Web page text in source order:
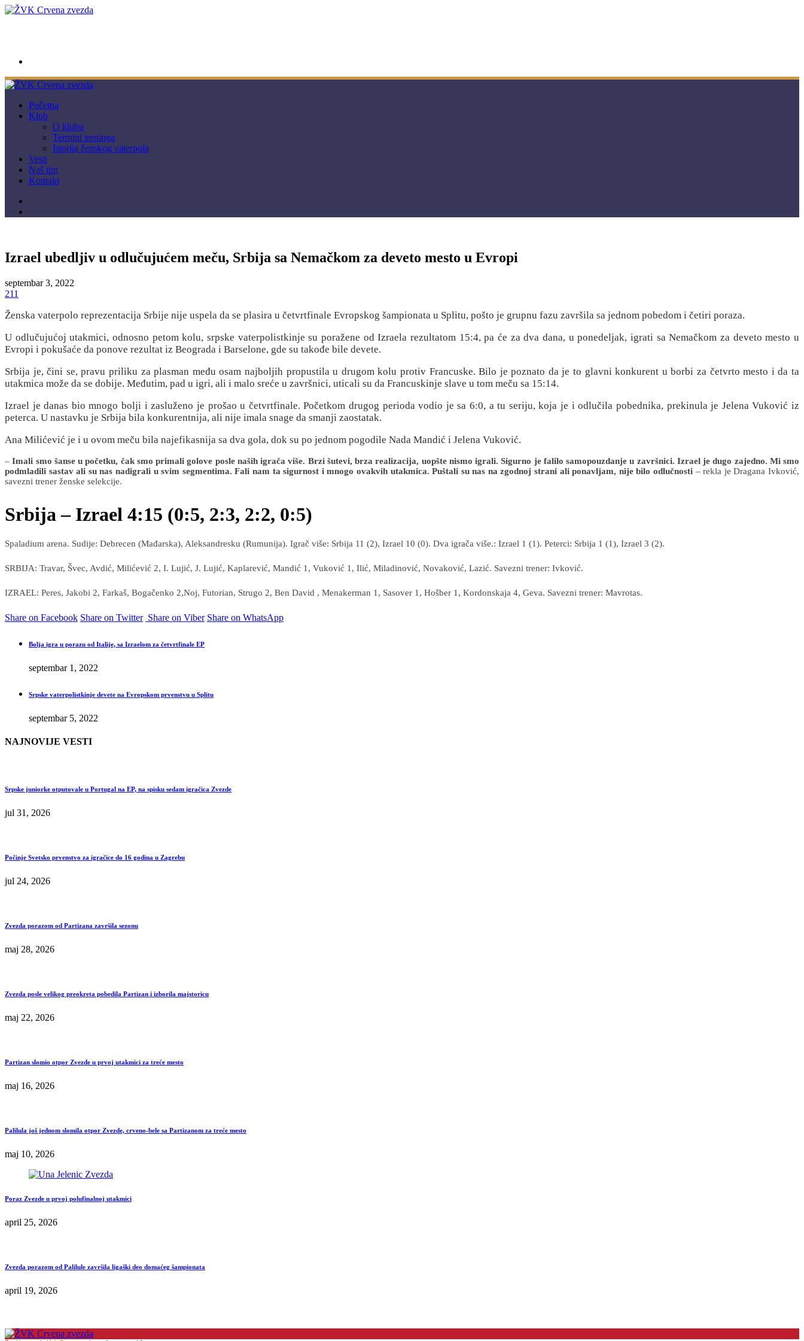
Početna
Klub
O klubu
Termini treninga
Istorija ženskog vaterpola
Vesti
Naš tim
Kontakt
Izrael ubedljiv u odlučujućem meču, Srbija sa Nemačkom za deveto mesto u Evropi
septembar 3, 2022
211
Ženska vaterpolo reprezentacija Srbije nije uspela da se plasira u četvrtfinale Evropskog šampionata u Splitu, pošto je grupnu fazu završila sa jednom pobedom i četiri poraza.
U odlučujućoj utakmici, odnosno petom kolu, srpske vaterpolistkinje su poražene od Izraela rezultatom 15:4, pa će za dva dana, u ponedeljak, igrati sa Nemačkom za deveto mesto u
Evropi i pokušaće da ponove rezultat iz Beograda i Barselone, gde su takođe bile devete.
Srbija je, čini se, pravu priliku za plasman među osam najboljih propustila u drugom kolu protiv Francuske. Bilo je poznato da je to glavni konkurent u borbi za četvrto mesto i da ta
utakmica može da se dobije. Međutim, pad u igri, ali i malo sreće u završnici, uticali su da Francuskinje slave u tom meču sa 15:14.
Izrael je danas bio mnogo bolji i zasluženo je prošao u četvrtfinale. Početkom drugog perioda vodio je sa 6:0, a tu seriju, koja je i odlučila pobednika, prekinula je Jelena Vuković iz
peterca. U nastavku je Srbija bila konkurentnija, ali nije imala snage da smanji zaostatak.
Ana Milićević je i u ovom meču bila najefikasnija sa dva gola, dok su po jednom pogodile Nada Mandić i Jelena Vuković.
–Imali smo šanse u početku, čak smo primali golove posle naših igrača više. Brzi šutevi, brza realizacija, uopšte nismo igrali. Sigurno je falilo samopouzdanje u završnici. Izrael je dugo zajedno. Mi smo
podmladili sastav ali su nas nadigrali u svim segmentima. Fali nam ta sigurnost i mnogo ovakvih utakmica. Puštali su nas na zgodnoj strani ali ponavljam, nije bilo odlučnosti – rekla je Dragana Ivković,
savezni trener ženske selekcije.
Srbija – Izrael 4:15 (0:5, 2:3, 2:2, 0:5)
Spaladium arena. Sudije: Debrecen (Mađarska), Aleksandresku (Rumunija). Igrač više: Srbija 11 (2), Izrael 10 (0). Dva igrača više.: Izrael 1 (1). Peterci: Srbija 1 (1), Izrael 3 (2).
SRBIJA: Travar, Švec, Avdić, Milićević 2, I. Lujić, J. Lujić, Kaplarević, Mandić 1, Vuković 1, Ilić, Miladinović, Novaković, Lazić. Savezni trener: Ivković.
IZRAEL: Peres, Jakobi 2, Farkaš, Bogačenko 2,Noj, Futorian, Strugo 2, Ben David , Menakerman 1, Sasover 1, Hošber 1, Kordonskaja 4, Geva. Savezni trener: Mavrotas.
Share on Facebook Share on Twitter Share on Viber Share on WhatsApp
Bolja igra u porazu od Italije, sa Izraelom za četvrtfinale EP
septembar 1, 2022
Srpske vaterpolistkinje devete na Evropskom prvenstvu u Splitu
septembar 5, 2022
NAJNOVIJE VESTI
Srpske juniorke otputovale u Portugal na EP, na spisku sedam igračica Zvezde
jul 31, 2026
Počinje Svetsko prvenstvo za igračice do 16 godina u Zagrebu
jul 24, 2026
Zvezda porazom od Partizana završila sezonu
maj 28, 2026
Zvezda posle velikog preokreta pobedila Partizan i izborila majstoricu
maj 22, 2026
Partizan slomio otpor Zvezde u prvoj utakmici za treće mesto
maj 16, 2026
Palilula još jednom slomila otpor Zvezde, crveno-bele sa Partizanom za treće mesto
maj 10, 2026
Poraz Zvezde u prvoj polufinalnoj utakmici
april 25, 2026
Zvezda porazom od Palilule završila ligaški deo domaćeg šampionata
april 19, 2026